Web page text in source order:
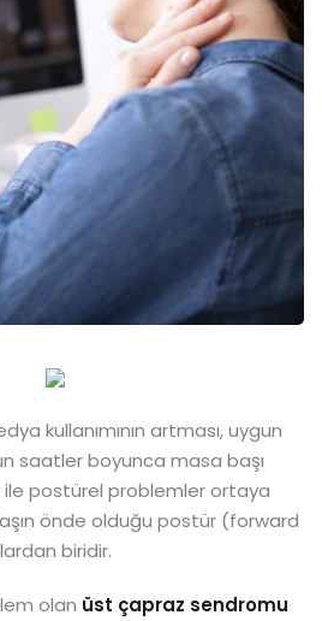
kullanımının artması, uygun
saatler boyunca masa başı
ile postürel problemler ortaya
önde olduğu postür (forward
biridir.
olan üst çapraz sendromu